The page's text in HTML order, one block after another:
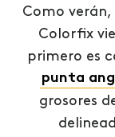
Como
Colorfix
primero es
punta
grosores